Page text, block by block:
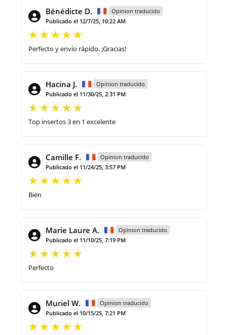
Bénédicte D.
Opinion traducido
Publicado el 12/7/25, 10:22 AM
Perfecto y envío rápido. ¡Gracias!
Hacina J.
Opinion traducido
Publicado el 11/30/25, 2:31 PM
Top insertos 3 en 1 excelente
Camille F.
Opinion traducido
Publicado el 11/24/25, 3:57 PM
Bien
Marie Laure A.
Opinion traducido
Publicado el 11/10/25, 7:19 PM
Perfecto
Muriel W.
Opinion traducido
Publicado el 10/15/25, 7:21 PM